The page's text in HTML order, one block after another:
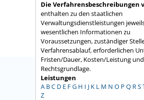
Die Verfahrensbeschreibungen
enthalten zu den staatlichen
Verwaltungsdienstleistungen
wesentlichen Informationen zu
Voraussetzungen, zuständiger
Verfahrensablauf, erforderlichen
Fristen/Dauer, Kosten/Leistung und
Rechtsgrundlage.
Leistungen
A BC D E FG H I J K L M N O P Q RS
Z